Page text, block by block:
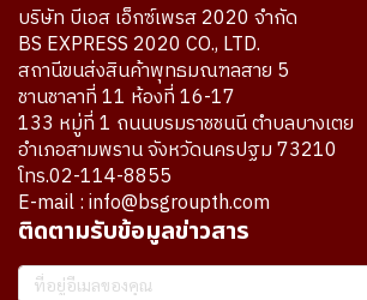
บริษัท บีเอส เอ็กซ์เพรส 2020 จำกัด
BS EXPRESS 2020 CO., LTD.
สถานีขนส่งสินค้าพุทธมณฑลสาย 5
ชานชาลาที่ 11 ห้องที่ 16-17
133 หมู่ที่ 1 ถนนบรมราชชนนี ตำบลบางเตย
อำเภอสามพราน จังหวัดนครปฐม 73210
โทร.02-114-8855
E-mail : info@bsgroupth.com
ติดตามรับข้อมูลข่าวสาร